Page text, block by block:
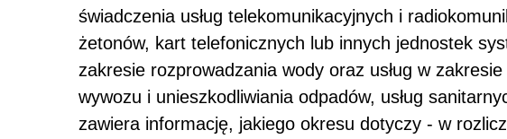
świadczenia usług telekomunikacyjnych i
żetonów, kart telefonicznych lub innych jednostek
zakresie rozprowadzania wody oraz usług w
wywozu i unieszkodliwiania odpadów, usług
zawiera informację, jakiego okresu dotyczy - w